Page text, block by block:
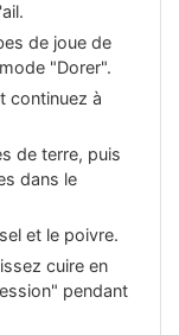
de joue de
"Dorer".
continuez à
de terre, puis
dans le
et le poivre.
cuire en
pendant